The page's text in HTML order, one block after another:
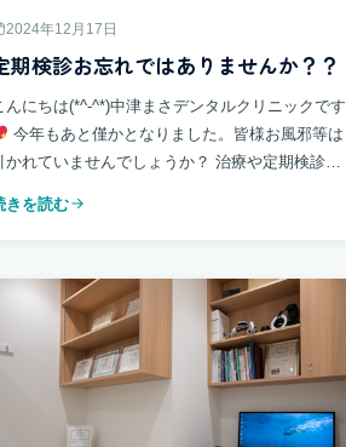
2024年12月17日
期検診お忘れではありませんか？？
んにちは(*^-^*)中津まさデンタルクリニックです
今年もあと僅かとなりました。皆様お風邪等は
かれていませんでしょうか？ 治療や定期検診も
しています。 ★定期検診って […]
きを読む